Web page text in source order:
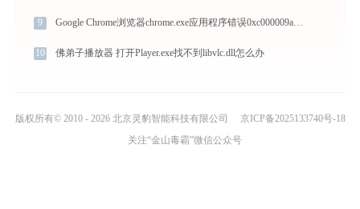
9 Google Chrome浏览器chrome.exe应用程序错误0xc000009a解决方法
10 佛弟子播放器 打开Player.exe找不到libvlc.dll怎么办
版权所有© 2010 - 2026 北京灵豹智能科技有限公司
京ICP备2025133740号-18
关注“金山毒霸”微信公众号